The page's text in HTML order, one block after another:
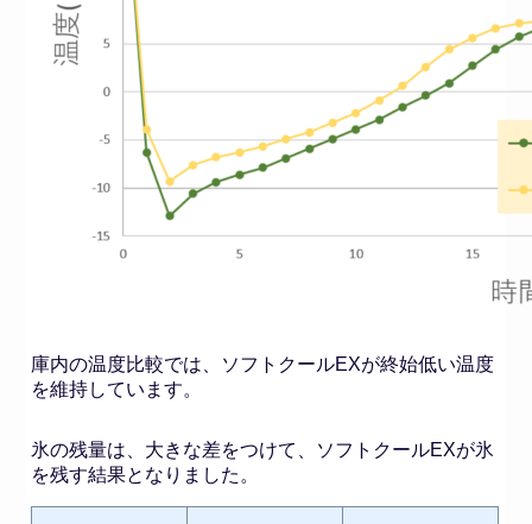
庫内の温度比較では、ソフトクールEXが終始低い温度
を維持しています。
氷の残量は、大きな差をつけて、ソフトクールEXが氷
を残す結果となりました。